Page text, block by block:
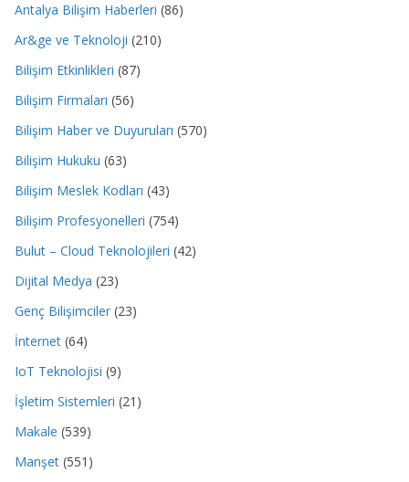
Antalya Bilişim Haberleri (86)
Ar&ge ve Teknoloji (210)
Bilişim Etkinlikleri (87)
Bilişim Firmaları (56)
Bilişim Haber ve Duyuruları (570)
Bilişim Hukuku (63)
Bilişim Meslek Kodları (43)
Bilişim Profesyonelleri (754)
Bulut – Cloud Teknolojileri (42)
Dijital Medya (23)
Genç Bilişimciler (23)
İnternet (64)
IoT Teknolojisi (9)
İşletim Sistemleri (21)
Makale (539)
Manşet (551)